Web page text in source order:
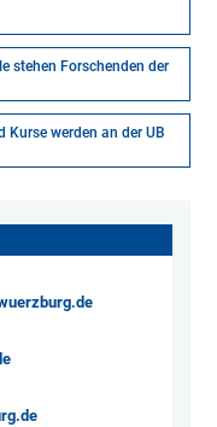
stehen Forschenden der
Kurse werden an der UB